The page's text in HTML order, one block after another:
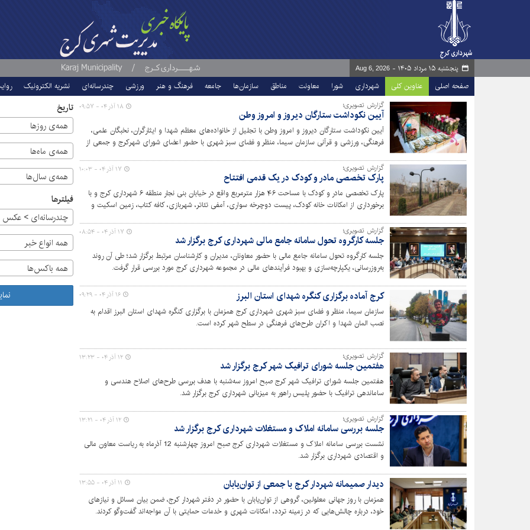
پنجشنبه ۱۵ مرداد ۱۴۰۵ - Aug 6, 2026
صفحه اصلی عناوین کلی شهرداری شورا معاونت مناطق سازمان‌ها جامعه فرهنگ و هنر ورزشی چندرسانه‌ای نشریه الکترونیک
گزارش تصویری؛
آیین نکوداشت ستارگان دیروز و امروز وطن
آیین نکوداشت ستارگان دیروز و امروز وطن با تجلیل از خانواده‌های معظم شهدا و ایثارگران، نخبگان علمی،
فرهنگی، ورزشی و قرآنی سازمان سیما، منظر و فضای سبز شهری با حضور اعضای شورای شهرکرج و جمعی از
۱۸ آذر ۰۴ - ۰۹:۵۷
گزارش تصویری؛
پارک تخصصی مادر و کودک در یک قدمی افتتاح
پارک تخصصی مادر و کودک با مساحت ۴۶ هزار مترمربع واقع در خیابان بنی نجار منطقه ۶ شهرداری کرج و با
برخورداری از امکانات خانه کودک، پیست دوچرخه سواری، آمفی تئاتر، شهربازی، کافه کتاب، زمین اسکیت و
به زودی با امکانات و تجهیزات مناسب تقدیم شهروندان خواهد شد.
۱۷ آذر ۰۴ - ۱۰:۰۳
گزارش تصویری؛
جلسه کارگروه تحول سامانه جامع مالی شهرداری کرج برگزار شد
جلسه کارگروه تحول سامانه جامع مالی با حضور معاونان، مدیران و کارشناسان مرتبط برگزار شد؛ طی آن روند
به‌روزرسانی، یکپارچه‌سازی و بهبود فرآیندهای مالی در مجموعه شهرداری کرج مورد بررسی قرار گرفت.
۱۷ آذر ۰۴ - ۰۸:۵۴
کرج آماده برگزاری کنگره شهدای استان البرز
سازمان سیما، منظر و فضای سبز شهری شهرداری کرج همزمان با برگزاری کنگره شهدای استان البرز اقدام به
نصب المان شهدا و اکران طرح‌های فرهنگی در سطح شهر کرده است.
۱۶ آذر ۰۴ - ۰۹:۲۹
گزارش تصویری؛
هفتمین جلسه شورای ترافیک شهر کرج برگزار شد
هفتمین جلسه شورای ترافیک شهر کرج صبح امروز سه‌شنبه با هدف بررسی طرح‌های اصلاح هندسی و
ساماندهی ترافیک با حضور پلیس راهور به میزبانی شهرداری کرج برگزار شد.
۱۲ آذر ۰۴ - ۱۳:۲۳
گزارش تصویری؛
جلسه بررسی سامانه املاک و مستغلات شهرداری کرج برگزار شد
نشست بررسی سامانه املاک و مستغلات شهرداری کرج صبح امروز چهارشنبه 12 آذرماه به ریاست معاون مالی
و اقتصادی شهرداری برگزار شد.
۱۲ آذر ۰۴ - ۱۳:۲۱
دیدار صمیمانه شهردار کرج با جمعی از توان‌یابان
همزمان با روز جهانی معلولین، گروهی از توان‌یابان با حضور در دفتر شهردار کرج، ضمن بیان مسائل و نیازهای
خود، درباره چالش‌هایی که در زمینه تردد، امکانات شهری و خدمات حمایتی با آن مواجه‌اند گفت‌وگو کردند.
۱۱ آذر ۰۴ - ۱۳:۵۵
تاریخ
همه‌ی روزها
همه‌ی ماه‌ها
همه‌ی سال‌ها
فیلترها
چندرسانه‌ای > عکس
همه انواع خبر
همه باکس‌ها